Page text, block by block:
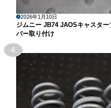
2026年1月10日
ジムニー JB74 JAOSキャスタ
パー取り付け
4